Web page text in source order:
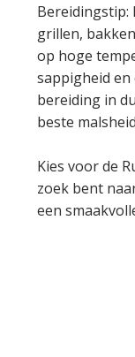
Bereidingstip:
grillen,
op hoge
sappigheid en
bereiding in
beste
Kies voor de
zoek bent
een